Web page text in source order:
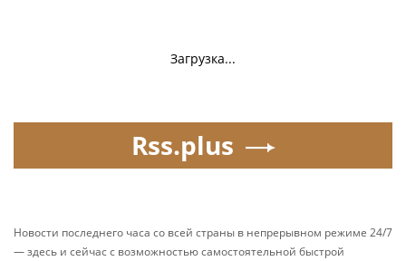
Загрузка...
Rss.plus
Новости последнего часа со всей страны в непрерывном режиме 24/7
— здесь и сейчас с возможностью самостоятельной быстрой